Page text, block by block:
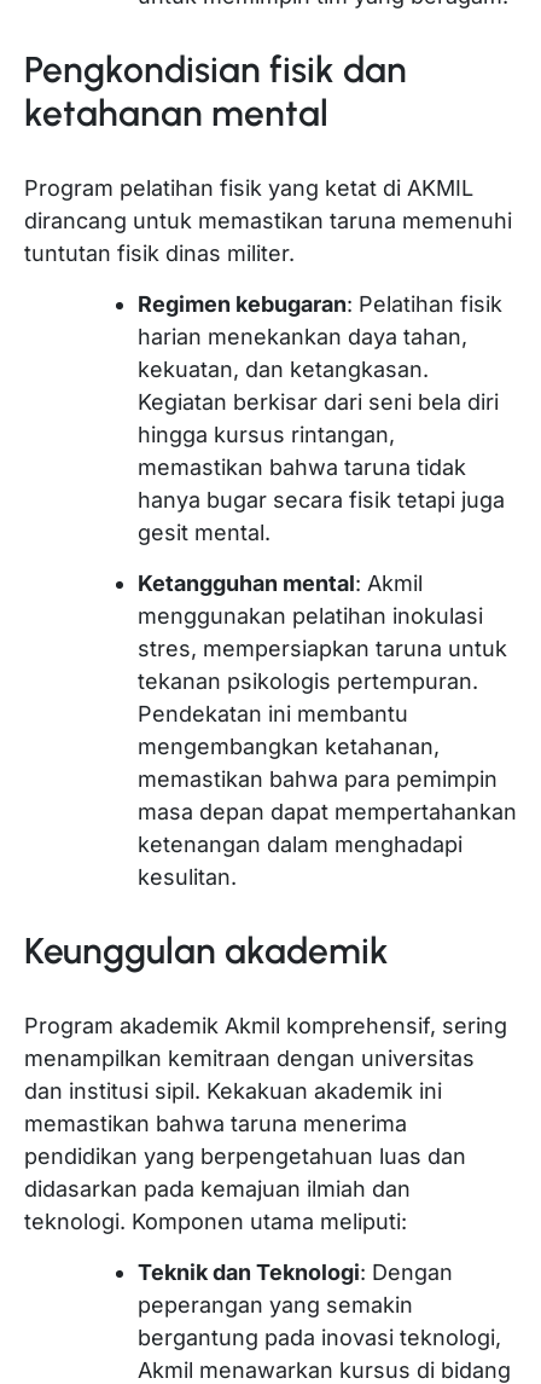
Pengkondisian fisik dan
ketahanan mental
Program pelatihan fisik yang ketat di AKMIL
dirancang untuk memastikan taruna memenuhi
tuntutan fisik dinas militer.
Regimen kebugaran: Pelatihan fisik
harian menekankan daya tahan,
kekuatan, dan ketangkasan.
Kegiatan berkisar dari seni bela diri
hingga kursus rintangan,
memastikan bahwa taruna tidak
hanya bugar secara fisik tetapi juga
gesit mental.
Ketangguhan mental: Akmil
menggunakan pelatihan inokulasi
stres, mempersiapkan taruna untuk
tekanan psikologis pertempuran.
Pendekatan ini membantu
mengembangkan ketahanan,
memastikan bahwa para pemimpin
masa depan dapat mempertahankan
ketenangan dalam menghadapi
kesulitan.
Keunggulan akademik
Program akademik Akmil komprehensif, sering
menampilkan kemitraan dengan universitas
dan institusi sipil. Kekakuan akademik ini
memastikan bahwa taruna menerima
pendidikan yang berpengetahuan luas dan
didasarkan pada kemajuan ilmiah dan
teknologi. Komponen utama meliputi:
Teknik dan Teknologi: Dengan
peperangan yang semakin
bergantung pada inovasi teknologi,
Akmil menawarkan kursus di bidang